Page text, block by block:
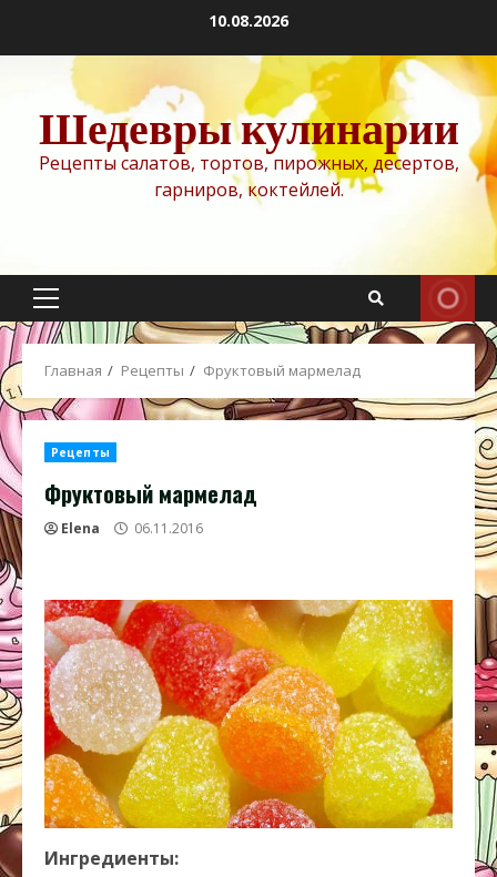
содержимому
10.08.2026
Шедевры кулинарии
Рецепты салатов, тортов, пирожных, десертов,
гарниров, коктейлей.
Основное
меню
Главная Рецепты Фруктовый мармелад
Рецепты
Фруктовый мармелад
Elena 06.11.2016
Ингредиенты: